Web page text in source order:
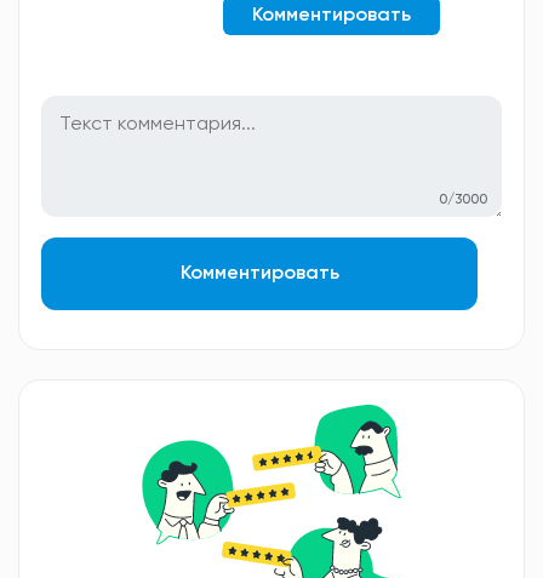
Комментировать
0/3000
Комментировать